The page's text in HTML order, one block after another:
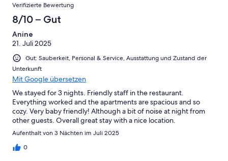
Verifizierte Bewertung
8/10 – Gut
Anine
21. Juli 2025
Gut: Sauberkeit, Personal & Service, Ausstattung und Zustand der
Unterkunft
Mit Google übersetzen
We stayed for 3 nights. Friendly staff in the restaurant.
Everything worked and the apartments are spacious and so
cozy. Very baby friendly! Although a bit of noise at night from
other guests. Overall great stay with a nice location.
Aufenthalt von 3 Nächten im Juli 2025
0